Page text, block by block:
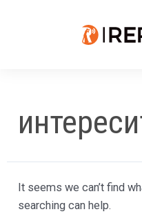
It seems we can’t find
searching can help.